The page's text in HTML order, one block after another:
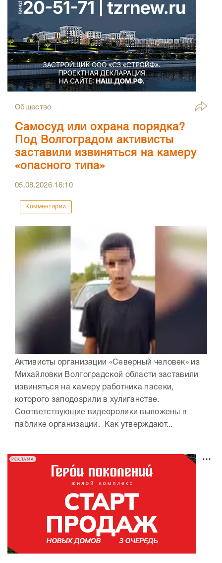
Общество
Самосуд или охрана порядка?
Под Волгоградом активисты
заставили извиняться на камеру
«опасного типа»
05.08.2026 16:10
Комментарии
Активисты организации «Северный человек» из
Михайловки Волгоградской области заставили
извиняться на камеру работника пасеки,
которого заподозрили в хулиганстве.
Соответствующие видеоролики выложены в
паблике организации. Как утверждают...
РЕКЛАМА